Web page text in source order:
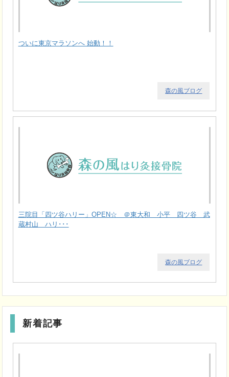
ついに東京マラソンへ 始動！！
森の風ブログ
三院目「四ツ谷ハリー」OPEN☆ ＠東大和 小平 四ツ谷 武
蔵村山 ハリ･･･
森の風ブログ
新着記事